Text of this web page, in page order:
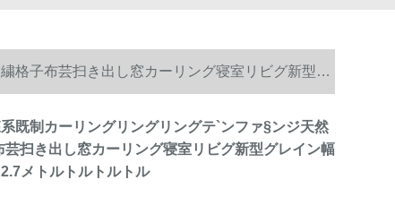
格子布芸扫き出し窓カーリング寝室リビグ新型グ
既制カーリングリングリングテ`ンファ§ンジ天然
芸扫き出し窓カーリング寝室リビグ新型グレイン幅
メトルトルトルトル